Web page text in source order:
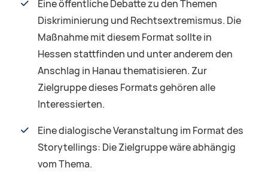
Eine öffentliche Debatte zu den Themen
Diskriminierung und Rechtsextremismus. Die
Maßnahme mit diesem Format sollte in
Hessen stattfinden und unter anderem den
Anschlag in Hanau thematisieren. Zur
Zielgruppe dieses Formats gehören alle
Interessierten.
Eine dialogische Veranstaltung im Format des
Storytellings: Die Zielgruppe wäre abhängig
vom Thema.